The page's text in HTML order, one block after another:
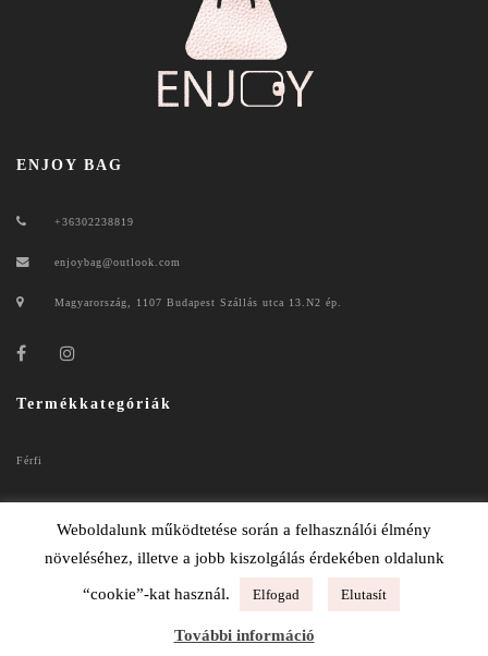
ENJOY BAG
+36302238819
enjoybag@outlook.com
Magyarország, 1107 Budapest Szállás utca 13.N2 ép.
Termékkategóriák
Férfi
ADATKEZELÉSI TÁJÉKOZTATÓ
Weboldalunk működtetése során a felhasználói élmény
növeléséhez, illetve a jobb kiszolgálás érdekében oldalunk
“cookie”-kat használ. Elfogad Elutasít
További információ